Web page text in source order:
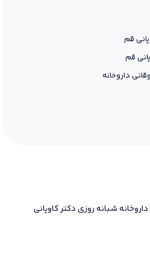
قم
قم
داروخانه
داروخانه شبانه روزی دکتر کاویانی